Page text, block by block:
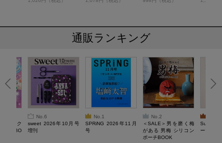
通販ランキング
るスク
ぷにBO
No.6
sweet 2026年10月号
増刊
No.1
SPRiNG 2026年11月
号
No.2
＜SALE＞男を磨く梅
がある 男梅 シリコン
ポーチBOOK
ーツチャ